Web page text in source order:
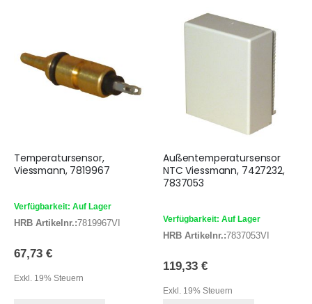
Temperatursensor,
Viessmann, 7819967
Verfügbarkeit: Auf Lager
HRB Artikelnr.:7819967VI
67,73 €
Exkl. 19% Steuern
Außentemperatursensor
NTC Viessmann, 7427232,
7837053
Verfügbarkeit: Auf Lager
HRB Artikelnr.:7837053VI
119,33 €
Exkl. 19% Steuern